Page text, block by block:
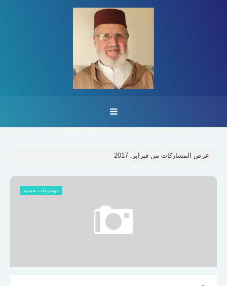
عرض المشاركات من فبراير, 2017
موضوعات نفسية